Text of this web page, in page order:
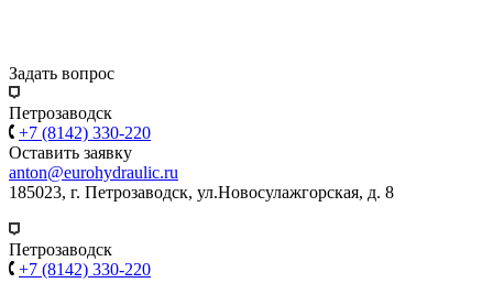
Задать вопрос
Петрозаводск
+7 (8142) 330-220
Оставить заявку
anton@eurohydraulic.ru
185023, г. Петрозаводск, ул.Новосулажгорская, д. 8
Петрозаводск
+7 (8142) 330-220